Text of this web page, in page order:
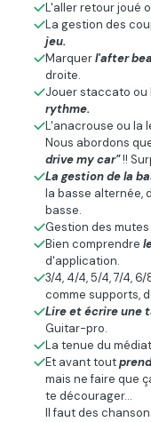
L'aller retour joué
La gestion des
jeu.
Marquerl'after
droite.
Jouer staccato ou
rythme.
L'anacrouse ou la
Nous abordons
drive my car"!!
La gestion de la
la basse alternée,
basse.
Gestion des
Bien comprendre
d'application.
3/4, 4/4, 5/4, 7/4,
comme supports,
Lire et écrire une
Guitar-pro.
La tenue du
Et avant tout
mais ne faire que
te décourager...
Il faut des